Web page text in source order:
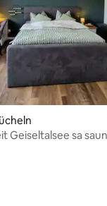
recenzija: 38
Geiseltalsee sa